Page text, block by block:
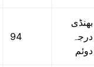
94
بھنڈی
درجہ
دوئم